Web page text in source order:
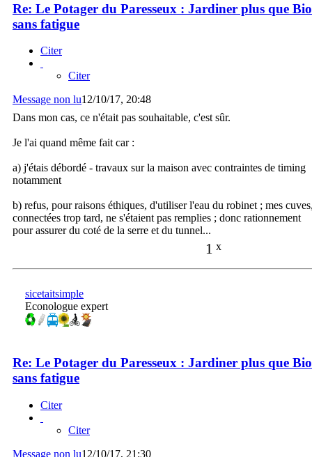
Re: Le Potager du Paresseux : Jardiner plus que Bio
sans fatigue
Citer
Citer
Message non lu12/10/17, 20:48
Dans mon cas, ce n'était pas souhaitable, c'est sûr.
Je l'ai quand même fait car :
a) j'étais débordé - travaux sur la maison avec contraintes de timing
notamment
b) refus, pour raisons éthiques, d'utiliser l'eau du robinet ; mes
connectées trop tard, ne s'étaient pas remplies ; donc rationnement
pour assurer du coté de la serre et du tunnel...
1 x
sicetaitsimple
Econologue expert
Re: Le Potager du Paresseux : Jardiner plus que Bio
sans fatigue
Citer
Citer
Message non lu12/10/17, 21:30